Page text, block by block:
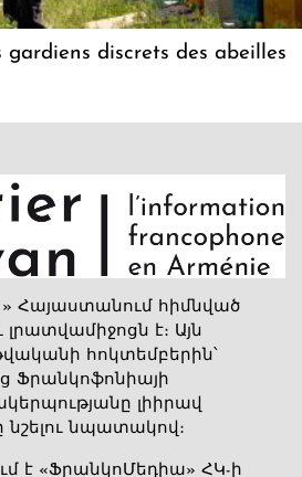
gardiens discrets des abeilles
» Հայաստանում հիմնված
է։ Այն
հոկտեմբերին՝
Ֆրանկոֆոնիայի
լիիրավ
նշելու նպատակով։
է «ՖրանկոՄեդիա» ՀԿ-ի